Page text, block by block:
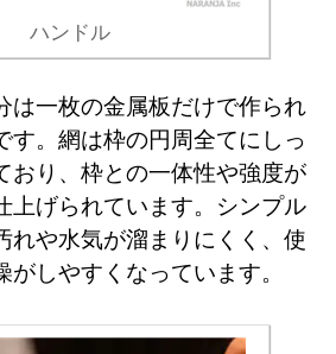
ハンドル
は一枚の金属板だけで作られ
す。網は枠の円周全てにしっ
おり、枠との一体性や強度が
上げられています。シンプル
れや水気が溜まりにくく、使
しやすくなっています。